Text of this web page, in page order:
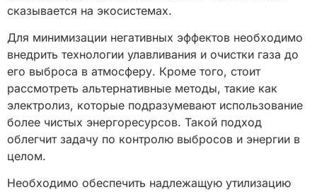
сказывается на экосистемах.
Для минимизации негативных эффектов необходимо
внедрить технологии улавливания и очистки газа до
его выброса в атмосферу. Кроме того, стоит
рассмотреть альтернативные методы, такие как
электролиз, которые подразумевают использование
более чистых энергоресурсов. Такой подход
облегчит задачу по контролю выбросов и энергии в
целом.
Необходимо обеспечить надлежащую утилизацию